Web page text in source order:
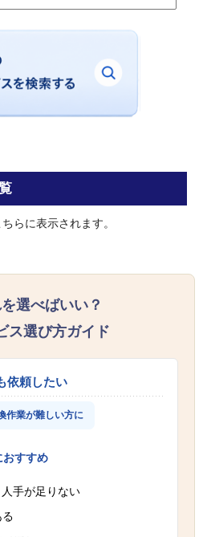
らに表示されます。
選べばいい？
ス選び方ガイド
依頼したい
作業が難しい方に
おすすめ
手が足りない